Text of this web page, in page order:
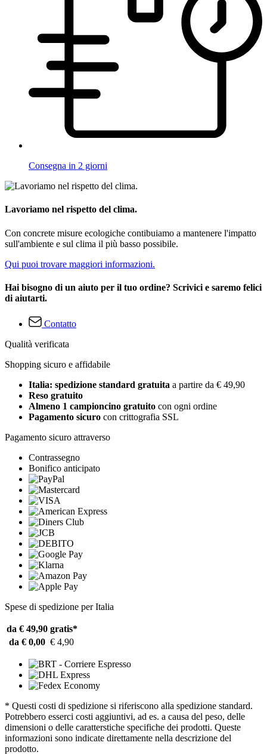
Consegna in 2 giorni
Lavoriamo nel rispetto del clima.
Con concrete misure ecologiche contibuiamo a mantenere l'impatto
sull'ambiente e sul clima il più basso possibile.
Qui puoi trovare maggiori informazioni.
Hai bisogno di un aiuto per il tuo ordine? Scrivici e saremo felici
di aiutarti.
Contatto
Qualità verificata
Shopping sicuro e affidabile
Italia: spedizione standard gratuita a partire da € 49,90
Reso gratuito
Almeno 1 campioncino gratuito con ogni ordine
Pagamento sicuro con crittografia SSL
Pagamento sicuro attraverso
Contrassegno
Bonifico anticipato
Spese di spedizione per Italia
da € 49,90 gratis*
da € 0,00 € 4,90
* Questi costi di spedizione si riferiscono alla spedizione standard.
Potrebbero esserci costi aggiuntivi, ad es. a causa del peso, delle
dimensioni o delle caratterstiche specifiche dei prodotti. Queste
informazioni sono indicate direttamente nella descrizione del
prodotto.